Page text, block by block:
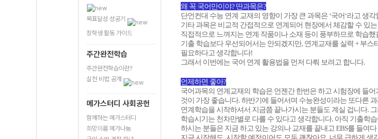
메가스터디
목표달성 성공기
장학생 활동 가이드
주간완전학습
주간완전학습이란?
실천 비법 공개
메가스터디 사회공헌
함께하는 메가스터디
희망이룸 메가나눔
왜 꼭 국어만이야? 딴과목은?
단언컨대 수능 연계 교재의 영향이 가장 큰 과목은 ‘국어‘라고 생각
기타 과목은 비교적 간접적으로 연계되어 현장에서 체감할 수 있
직접적으로 느껴지는 연계 작품이나 소재 등이 풍부하므로 학습
기출 학습보다 우선되어서는 안되겠지만, 연계교재를 실력 + 부
필요하다고 생각합니다!
그래서 이번에는 국어 연계 활용법을 먼저 다뤄 보려고 합니다.
언제하면 좋아?
국어과목의 연계교재의 학습은 언젠간 한번은 하고 시험장에 들
것이 가장 좋습니다. 하반기에 들어서며 수능완성이라는 또다른
연계학습을 시작하셔서 지금쯤 끝나가시는 분들도 계실 겁니다.
학습시기는 천차만별로 다를 수 있다고 생각합니다. 아직 기출학
하시는 분들은 지금 하고 있는 강의나 교재를 끝내고 EBS를 들여
지금 시작해도, 시작할 예정이어도 모두 괜찮아요. 너무 급하게 생